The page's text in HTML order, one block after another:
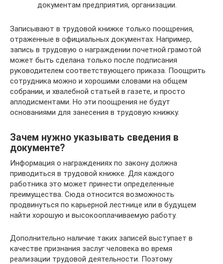
документам предприятия, организации.
Записывают в трудовой книжке только поощрения,
отраженные в официальных документах. Например,
запись в трудовую о награждении почетной грамотой
может быть сделана только после подписания
руководителем соответствующего приказа. Поощрить
сотрудника можно и хорошими словами на общем
собрании, и хвалебной статьей в газете, и просто
аплодисментами. Но эти поощрения не будут
основаниями для занесения в трудовую книжку.
Зачем нужно указывать сведения в
документе?
Информация о награждениях по закону должна
приводиться в трудовой книжке. Для каждого
работника это может принести определенные
преимущества. Сюда относится возможность
продвинуться по карьерной лестнице или в будущем
найти хорошую и высокооплачиваемую работу.
Дополнительно наличие таких записей выступает в
качестве признания заслуг человека во время
реализации трудовой деятельности. Поэтому